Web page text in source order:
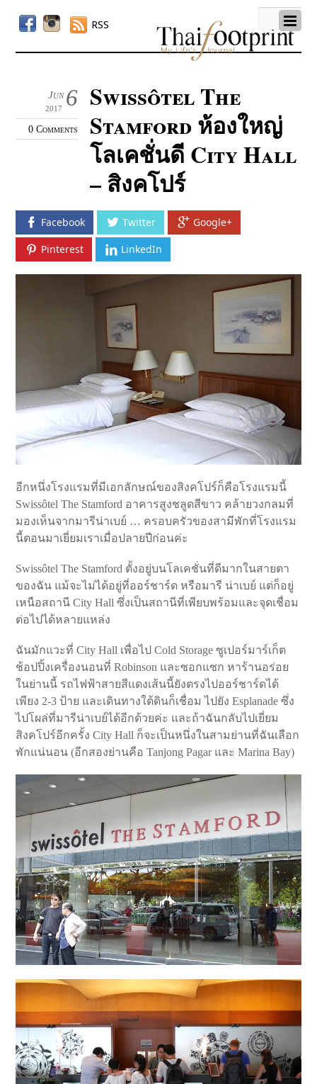
RSS
6
Jun
2017
0 Comments
Swissôtel The
Stamford ห้องใหญ่
โลเคชั่นดี City Hall
– สิงคโปร์
Facebook Twitter Google+
Pinterest LinkedIn
อีกหนึ่งโรงแรมที่มีเอกลักษณ์ของสิงคโปร์ก็คือโรงแรมนี้
Swissôtel The Stamford อาคารสูงชลูดสีขาว คล้ายวงกลมที่
มองเห็นจากมารีน่าเบย์ … ครอบครัวของสามีพักที่โรงแรม
นี้ตอนมาเยี่ยมเราเมื่อปลายปีก่อนค่ะ
Swissôtel The Stamford ตั้งอยู่บนโลเคชั่นที่ดีมากในสายตา
ของฉัน แม้จะไม่ได้อยู่ที่ออร์ชาร์ด หรือมารี น่าเบย์ แต่ก็อยู่
เหนือสถานี City Hall ซึ่งเป็นสถานีที่เพียบพร้อมและจุดเชื่อม
ต่อไปได้หลายแหล่ง
ฉันมักแวะที่ City Hall เพื่อไป Cold Storage ซูเปอร์มาร์เก็ต
ช้อปปิ้งเครื่องนอนที่ Robinson และซอกแซก หาร้านอร่อย
ในย่านนี้ รถไฟฟ้าสายสีแดงเส้นนี้ยังตรงไปออร์ชาร์ดได้
เพียง 2-3 ป้าย และเดินทางใต้ดินก็เชื่อม ไปยัง Esplanade ซึ่ง
ไปโผล่ที่มารีน่าเบย์ได้อีกด้วยค่ะ และถ้าฉันกลับไปเยี่ยม
สิงคโปร์อีกครั้ง City Hall ก็จะเป็นหนึ่งในสามย่านที่ฉันเลือก
พักแน่นอน (อีกสองย่านคือ Tanjong Pagar และ Marina Bay)